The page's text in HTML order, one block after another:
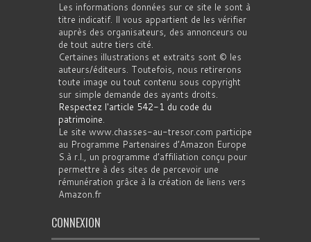
Les informations données sur ce site le sont à
titre indicatif. Il vous appartient de les vérifier
auprès des organisateurs, des annonceurs ou
de tout autre tiers cité.
Certaines illustrations et extraits sont © les
auteurs/éditeurs. Toutefois, nous retirerons
toute image ou tout contenu sous copyright
sur simple demande des ayants droits.
Respectez l'article 542-1 du code du
patrimoine.
Le site www.chasses-au-tresor.com participe
au Programme Partenaires d’Amazon Europe
S.à r.l., un programme d’affiliation conçu pour
permettre à des sites de percevoir une
rémunération grâce à la création de liens vers
Amazon.fr
CONNEXION